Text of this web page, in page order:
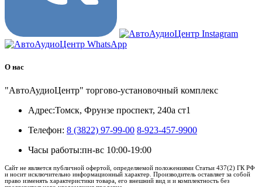
О нас
"АвтоАудиоЦентр" торгово-установочный комплекс
Адрес:Томск, Фрунзе проспект, 240а ст1
Телефон: 8 (3822) 97-99-00 8-923-457-9900
Часы работы:пн-вс 10:00-19:00
Сайт не является публичной офертой, определяемой положениями Статьи 437(2) ГК РФ
и носит исключительно информационный характер. Производитель оставляет за собой
право изменять характеристики товара, его внешний вид и и комплектность без